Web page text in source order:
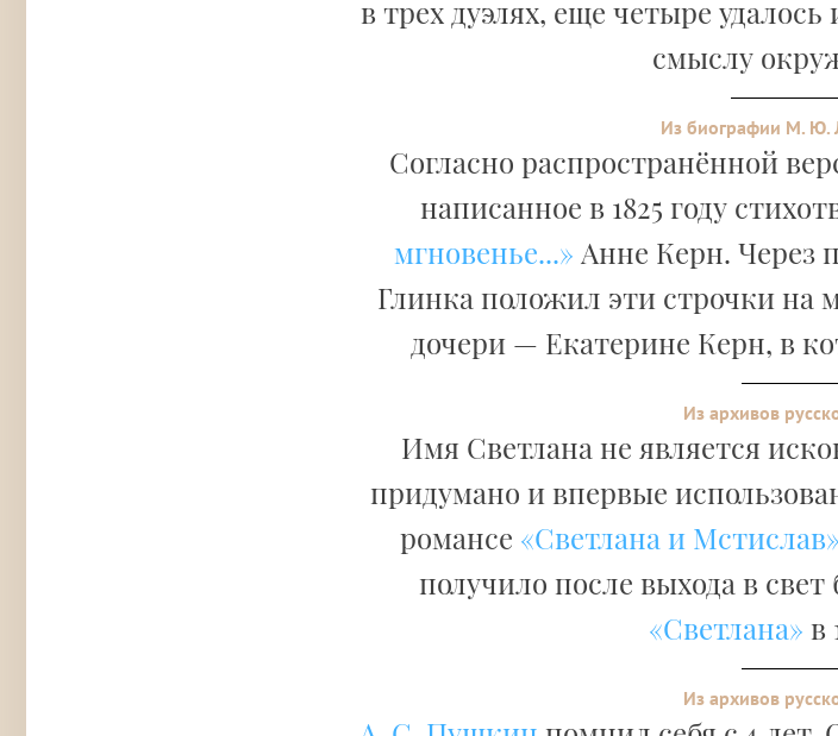
в трех дуэлях, еще четыре
смыслу
Из биографии М. Ю.
Согласно распространённой
написанное в 1825 году
мгновенье...» Анне Керн. Через
Глинка положил эти строчки на
дочери — Екатерине Керн, в
Из архивов
Имя Светлана не является
придумано и впервые
романсе «Светлана и Мстислав»
получило после выхода в свет
«Светлана» в
Из архивов